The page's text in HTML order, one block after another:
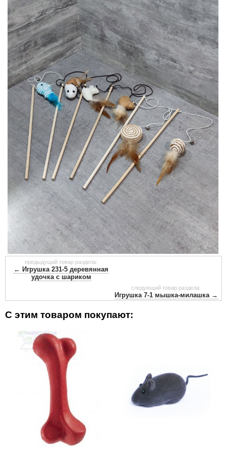
предыдущий товар раздела:
← Игрушка 231-5 деревянная
удочка с шариком
следующий товар раздела:
Игрушка 7-1 мышка-милашка →
С этим товаром покупают: